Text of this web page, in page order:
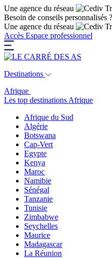
Une agence du réseau
Besoin de conseils personnalisés ?
Une agence du réseau
Accès Espace professionnel
Destinations
Afrique
Les top destinations Afrique
Afrique du Sud
Algérie
Botswana
Cap-Vert
Egypte
Kenya
Maroc
Namibie
Sénégal
Tanzanie
Tunisie
Zimbabwe
Seychelles
Maurice
Madagascar
La Réunion